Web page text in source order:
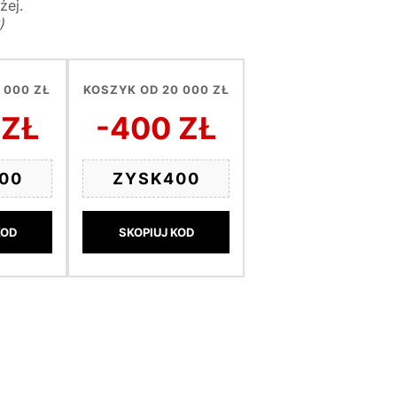
000 ZŁ KOSZYK OD 20 000 ZŁ
-400 ZŁ
ZYSK400
SKOPIUJ KOD